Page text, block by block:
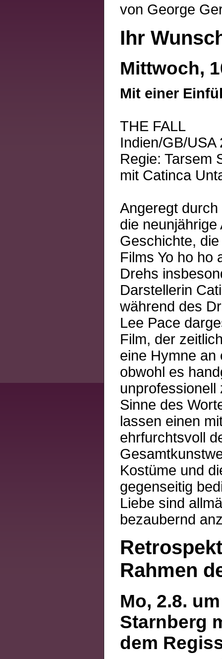
von George
Ihr
Mittwoch,
Mit einer
THE FALL
Indien/GB/USA
Regie: Tarsem
mit Catinca
Angeregt
die
Geschichte,
Films Yo ho ho
Drehs
Darstellerin
während des
Lee Pace
Film, der
eine Hymne an
obwohl es
unprofessionell
Sinne des
lassen einen
ehrfurchtsvoll
Kostüme und
gegenseitig
Liebe sind
bezaubernd
Rahmen
Mo, 2.8.
Starnberg
dem